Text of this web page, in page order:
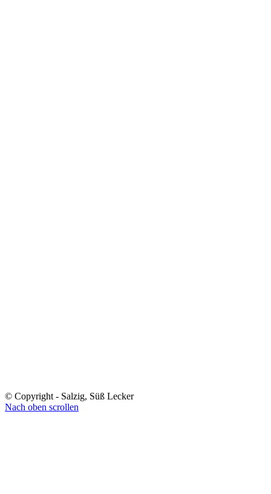
© Copyright - Salzig, Süß Lecker
Nach oben scrollen